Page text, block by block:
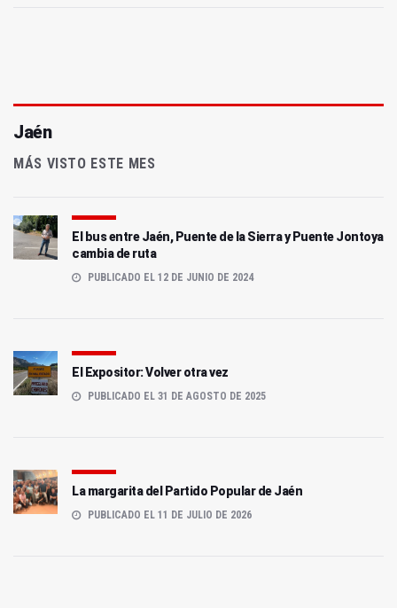
Jaén
MÁS VISTO ESTE MES
El bus entre Jaén, Puente de la Sierra y Puente Jontoya
cambia de ruta
PUBLICADO EL 12 DE JUNIO DE 2024
El Expositor: Volver otra vez
PUBLICADO EL 31 DE AGOSTO DE 2025
La margarita del Partido Popular de Jaén
PUBLICADO EL 11 DE JULIO DE 2026